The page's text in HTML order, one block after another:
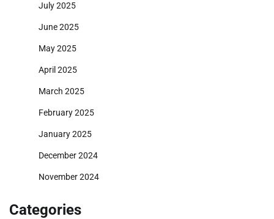
July 2025
June 2025
May 2025
April 2025
March 2025
February 2025
January 2025
December 2024
November 2024
Categories